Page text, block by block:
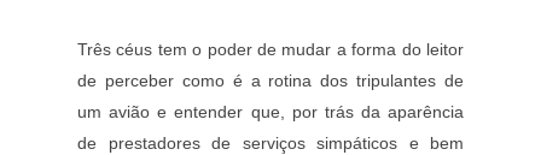
Três céus tem o poder de mudar a forma do leitor
de perceber como é a rotina dos tripulantes de
um avião e entender que, por trás da aparência
de prestadores de serviços simpáticos e bem